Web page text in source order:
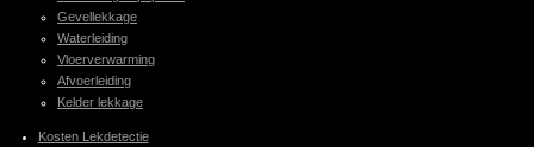
Gevellekkage
Waterleiding
Vloerverwarming
Afvoerleiding
Kelder lekkage
Kosten Lekdetectie